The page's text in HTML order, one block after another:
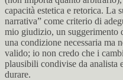
capacità estetica e retorica. La
narrativa” come criterio di
mio giudizio, un suggerimento
una condizione necessaria ma
valido; io non credo che i
plausibili condivise da analista
durare.